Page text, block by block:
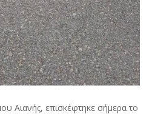
Αιανής, επισκέφτηκε σήμερα το